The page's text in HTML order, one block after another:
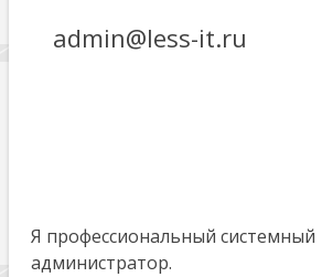
admin@less-it.ru
Я профессиональный системный
администратор.